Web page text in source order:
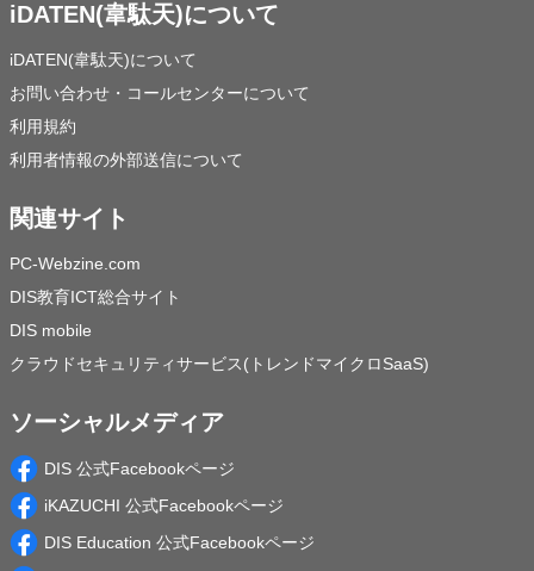
iDATEN(韋駄天)について
iDATEN(韋駄天)について
お問い合わせ・コールセンターについて
利用規約
利用者情報の外部送信について
関連サイト
PC-Webzine.com
DIS教育ICT総合サイト
DIS mobile
クラウドセキュリティサービス(トレンドマイクロSaaS)
ソーシャルメディア
DIS 公式Facebookページ
iKAZUCHI 公式Facebookページ
DIS Education 公式Facebookページ